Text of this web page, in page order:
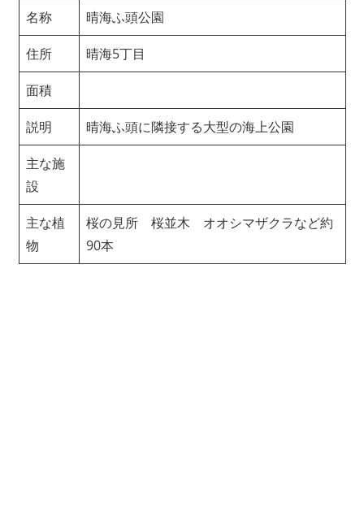
名称 晴海ふ頭公園
住所 晴海5丁目
面積
説明 晴海ふ頭に隣接する大型の海上公園
主な施
設
主な植
物
桜の見所 桜並木 オオシマザクラなど約
90本